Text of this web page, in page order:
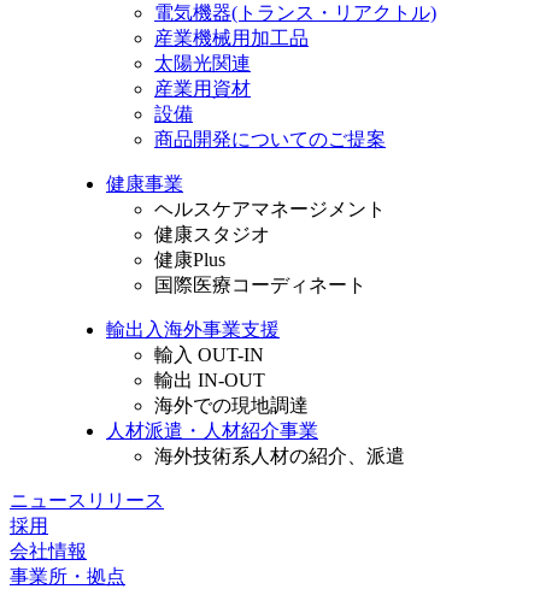
電気機器(トランス・リアクトル)
産業機械用加工品
太陽光関連
産業用資材
設備
商品開発についてのご提案
健康事業
ヘルスケアマネージメント
健康スタジオ
健康Plus
国際医療コーディネート
輸出入海外事業支援
輸入 OUT-IN
輸出 IN-OUT
海外での現地調達
人材派遣・人材紹介事業
海外技術系人材の紹介、派遣
ニュースリリース
採用
会社情報
事業所・拠点